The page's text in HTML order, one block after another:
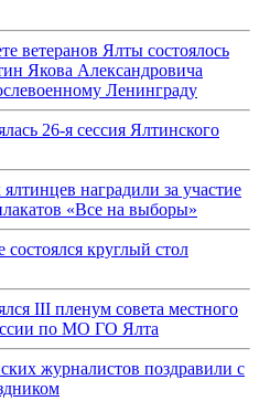
ветеранов Ялты состоялось
Якова Александровича
Ленинграду
26-я сессия Ялтинского
наградили за участие
«Все на выборы»
состоялся круглый стол
III пленум совета местного
по МО ГО Ялта
журналистов поздравили с